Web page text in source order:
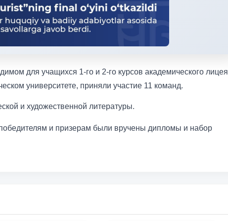
для учащихся 1-го и 2-го курсов академического лицея
университете, приняли участие 11 команд.
и художественной литературы.
и призерам были вручены дипломы и набор